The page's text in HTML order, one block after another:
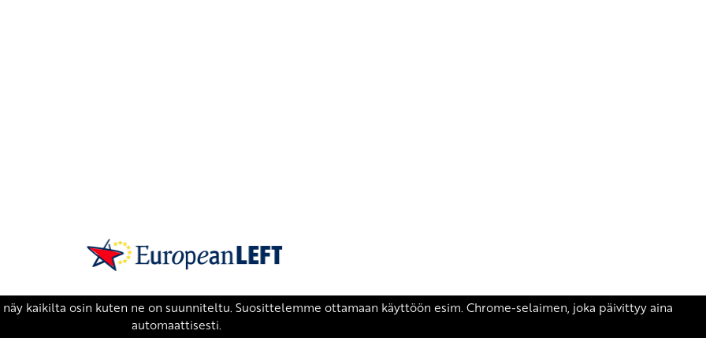
SKP on Euroopan Vasemmistopuolueen jäsen.
european-left.org
european-left.org/manifesto/